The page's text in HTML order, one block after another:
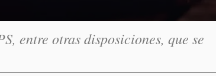
entre otras disposiciones, que se